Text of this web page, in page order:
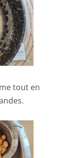
tout en